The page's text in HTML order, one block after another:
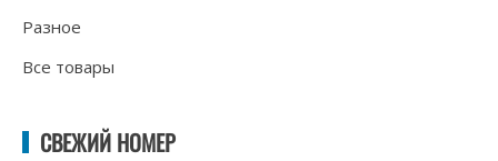
Разное
Все товары
СВЕЖИЙ НОМЕР